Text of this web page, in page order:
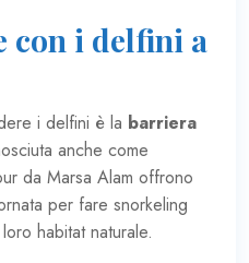
con i delfini a
i delfini è la barriera
anche come
da Marsa Alam offrono
per fare snorkeling
habitat naturale.